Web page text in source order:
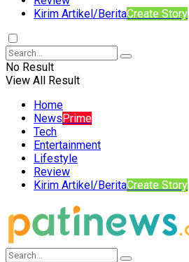
Kirim Artikel/BeritaCreate Story
No Result
View All Result
Home
NewsPrime
Tech
Entertainment
Lifestyle
Review
Kirim Artikel/BeritaCreate Story